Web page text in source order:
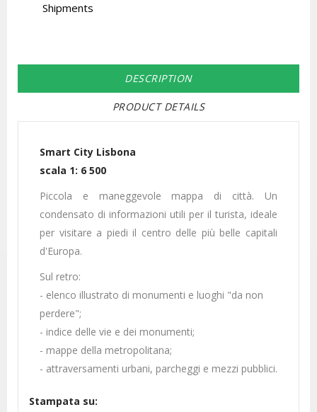
Shipments
DESCRIPTION
PRODUCT DETAILS
Smart City Lisbona
scala 1: 6 500
Piccola e maneggevole mappa di città. Un
condensato di informazioni utili per il turista, ideale
per visitare a piedi il centro delle più belle capitali
d'Europa.
Sul retro:
- elenco illustrato di monumenti e luoghi "da non
perdere";
- indice delle vie e dei monumenti;
- mappe della metropolitana;
- attraversamenti urbani, parcheggi e mezzi pubblici.
Stampata su: